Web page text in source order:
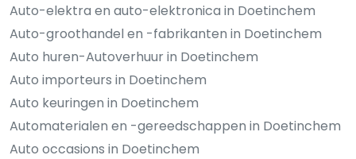
Auto-elektra en auto-elektronica in Doetinchem
Auto-groothandel en -fabrikanten in Doetinchem
Auto huren-Autoverhuur in Doetinchem
Auto importeurs in Doetinchem
Auto keuringen in Doetinchem
Automaterialen en -gereedschappen in Doetinchem
Auto occasions in Doetinchem